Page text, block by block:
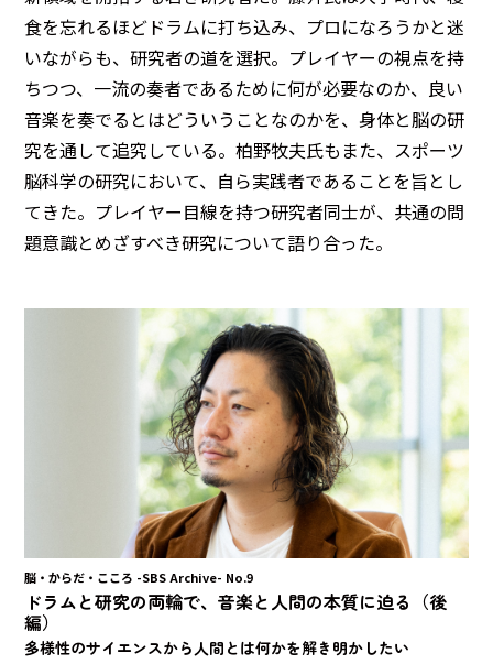
食を忘れるほどドラムに打ち込み、プロになろうかと迷
いながらも、研究者の道を選択。プレイヤーの視点を持
ちつつ、一流の奏者であるために何が必要なのか、良い
音楽を奏でるとはどういうことなのかを、身体と脳の研
究を通して追究している。柏野牧夫氏もまた、スポーツ
脳科学の研究において、自ら実践者であることを旨とし
てきた。プレイヤー目線を持つ研究者同士が、共通の問
題意識とめざすべき研究について語り合った。
脳・からだ・こころ -SBS Archive- No.9
ドラムと研究の両輪で、音楽と人間の本質に迫る（後
編）
多様性のサイエンスから人間とは何かを解き明かしたい